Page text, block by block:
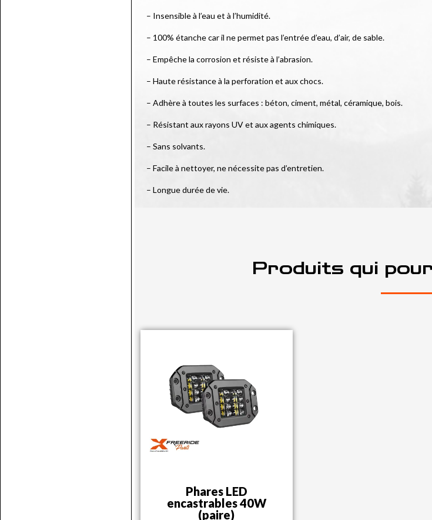
– Insensible à l’eau et à l’humidité.
– 100% étanche car il ne permet pas l’entrée d’eau, d’air, de sable.
– Empêche la corrosion et résiste à l’abrasion.
– Haute résistance à la perforation et aux chocs.
– Adhère à toutes les surfaces : béton, ciment, métal, céramique, bois.
– Résistant aux rayons UV et aux agents chimiques.
– Sans solvants.
– Facile à nettoyer, ne nécessite pas d’entretien.
– Longue durée de vie.
Produits qui
Phares LED
encastrables 40W
(paire)